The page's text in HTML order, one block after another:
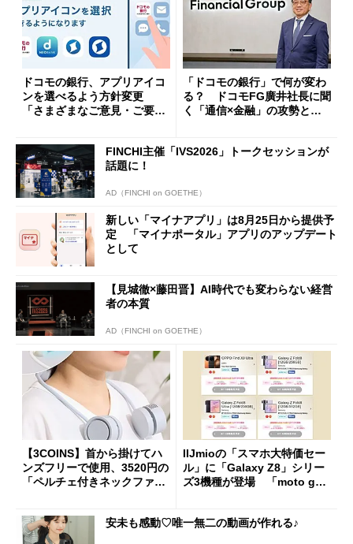
ドコモの銀行、アプリアイコ
ンを選べるよう方針変更
「さまざまなご意見・ご要望
「ドコモの銀行」で何が変わ
る？ ドコモFG廣井社長に聞
く「通信×金融」の攻勢とグ
FINCHI主催「IVS2026」トークセッションが
話題に！
AD（FINCHI on GOETHE）
新しい「マイナアプリ」は8月25日から提供予
定 「マイナポータル」アプリのアップデート
として
【見城徹×藤田晋】AI時代でも変わらない経営
者の本質
AD（FINCHI on GOETHE）
【3COINS】首から掛けてハ
ンズフリーで使用、3520円の
「ペルチェ付きネックファ
IIJmioの「スマホ大特価セー
ル」に「Galaxy Z8」シリー
ズ3機種が登場 「moto g37
安未も感動♡唯一無二の動画が作れる♪